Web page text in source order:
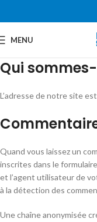
MENU
Qui
L’adresse de notre site
Quand vous laissez un
inscrites dans le
et l’agent utilisateur de
à la détection des
Une chaîne anonymisée